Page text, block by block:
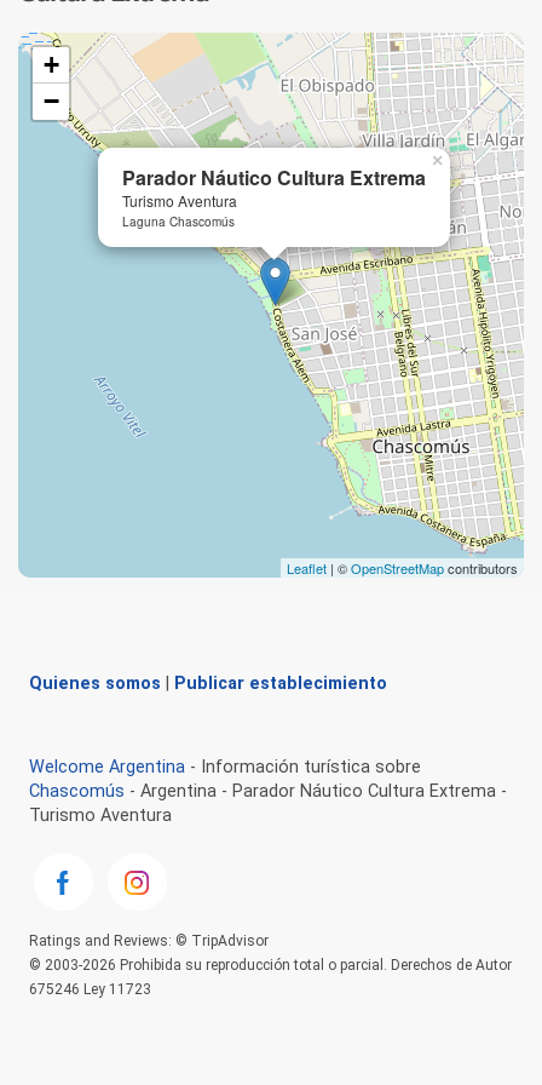
Gracias a su propuesta, el
Parador Náutico Cultura
Extrema
se posiciona como una alternativa interesante
para quienes visitan Chascomús y desean incorporar
actividades al aire libre en su itinerario, aprovechando al
máximo el entorno natural que caracteriza a este destino.
Parador Náutico Cultura Extrema
Turismo Aventura
Laguna Chascomús
×
+
−
Leaflet | ©OpenStreetMapcontributors
Quienes somos Publicar establecimiento
Welcome Argentina - Información turística sobre
Chascomús - Argentina - Parador Náutico Cultura Extrema -
Turismo Aventura
Ratings and Reviews: © TripAdvisor
© 2003-2026 Prohibida su reproducción total o parcial. Derechos de Autor
675246 Ley 11723